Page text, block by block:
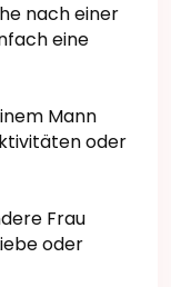
nach einer
eine
Mann
oder
Frau
oder